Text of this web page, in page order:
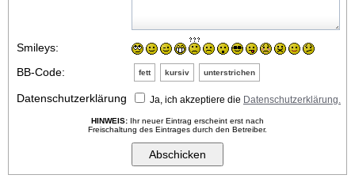
Smileys:
BB-Code:
fett kursiv unterstrichen
Datenschutzerklärung Ja, ich akzeptiere die Datenschutzerklärung.
HINWEIS: Ihr neuer Eintrag erscheint erst nach
Freischaltung des Eintrages durch den Betreiber.